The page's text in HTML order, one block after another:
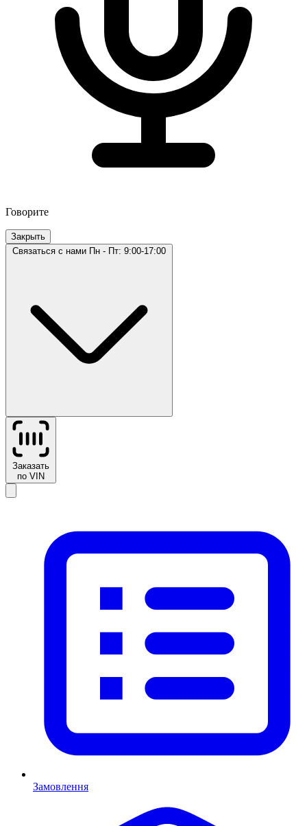
Говорите
Закрыть
Связаться с нами
Пн - Пт: 9:00-17:00
Заказать
по VIN
Замовлення